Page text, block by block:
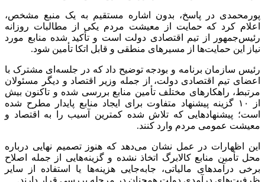
پورمحمدی در پاسخ، بدون اشاره مستقیم به یک منبع مشخص،
اعلام کرد که حمایت از معیشت مردم یکی از مطالبات روزانه
رئیس‌جمهور از تیم اقتصادی دولت است و تأکید شده منابع مورد
نیاز این حمایت‌ها از مسیرهای منطقی و قابل اتکا تأمین شود.
رئیس سازمان برنامه و بودجه توضیح داد که در جلسه‌ای مشترک با
اعضای تیم اقتصادی دولت، از جمله وزیر اقتصاد و دیگر مسئولان
مرتبط، راهکارهای مختلف تأمین منابع بررسی شده و تاکنون بیش
از ۱۰ گزینه پیشنهاد متفاوت برای ایجاد منابع پایدار مطرح شده
است؛ پیشنهادهایی که تلاش شده کمترین آسیب را به اقتصاد و
معیشت عمومی مردم وارد کنند.
این اظهارات در عمل نشان می‌دهد که هنوز تصمیم نهایی درباره
محل تأمین منابع کالابرگ اتخاذ نشده و گزینه‌هایی از جمله اصلاح
برخی درآمدهای مالیاتی، جابه‌جایی هزینه‌ها یا استفاده از سایر
ظرفیت‌های درآمدی دولت همچنان در مرحله بررسی قرار دارند.